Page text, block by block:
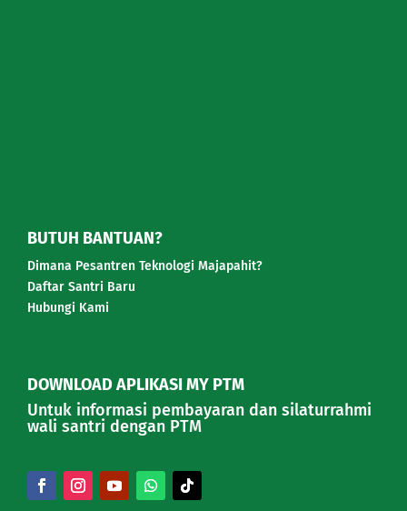
BUTUH BANTUAN?
Dimana Pesantren Teknologi Majapahit?
Daftar Santri Baru
Hubungi Kami
DOWNLOAD APLIKASI MY PTM
Untuk informasi pembayaran dan silaturrahmi
wali santri dengan PTM